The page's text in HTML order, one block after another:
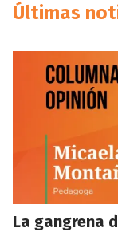
Últimas
La gangrena